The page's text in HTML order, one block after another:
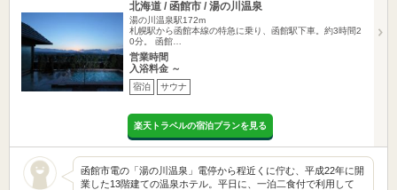
北海道 / 函館市 / 湯の川温泉
湯の川温泉駅172m
札幌駅から函館本線の特急に乗り、函館駅下車。約3時間2
0分。 函館…
営業時間
入浴料金 ～
宿泊 サウナ
楽天トラベルの宿泊プランを見る
函館市電の「湯の川温泉」電停から程近くに佇む、平成22年に開
業した13階建ての温泉ホテル。平日に、一泊二食付で利用して